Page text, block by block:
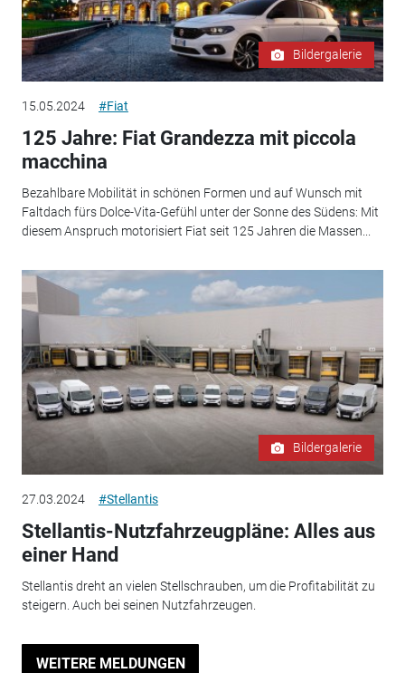
Bildergalerie
15.05.2024 #Fiat
125 Jahre: Fiat Grandezza mit piccola
macchina
Bezahlbare Mobilität in schönen Formen und auf Wunsch mit
Faltdach fürs Dolce-Vita-Gefühl unter der Sonne des Südens: Mit
diesem Anspruch motorisiert Fiat seit 125 Jahren die Massen...
Bildergalerie
27.03.2024 #Stellantis
Stellantis-Nutzfahrzeugpläne: Alles aus
einer Hand
Stellantis dreht an vielen Stellschrauben, um die Profitabilität zu
steigern. Auch bei seinen Nutzfahrzeugen.
WEITERE MELDUNGEN